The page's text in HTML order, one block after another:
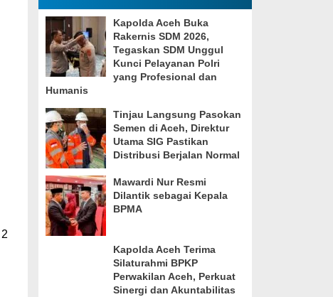
Kapolda Aceh Buka
Rakernis SDM 2026,
Tegaskan SDM Unggul
Kunci Pelayanan Polri
yang Profesional dan
Humanis
Tinjau Langsung Pasokan
Semen di Aceh, Direktur
Utama SIG Pastikan
Distribusi Berjalan Normal
Mawardi Nur Resmi
Dilantik sebagai Kepala
BPMA
Kapolda Aceh Terima
Silaturahmi BPKP
Perwakilan Aceh, Perkuat
Sinergi dan Akuntabilitas